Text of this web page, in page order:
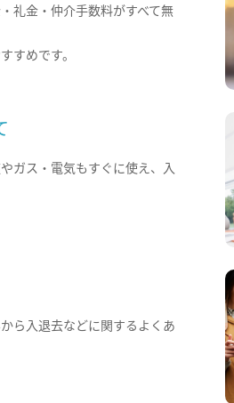
礼金・仲介手数料がすべて無
すめです。
ガス・電気もすぐに使え、入
ら入退去などに関するよくあ